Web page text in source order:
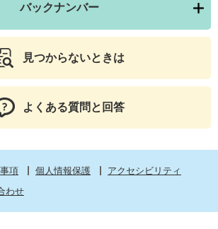
バックナンバー
見つからないときは
よくある質問と回答
項 個人情報保護
アクセシビリティ
わせ